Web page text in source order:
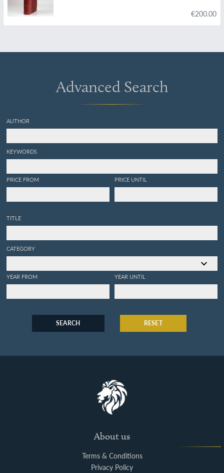
€200.00
Advanced Search
AUTHOR
KEYWORDS
PRICE FROM PRICE UNTIL
TITLE
CATEGORY
YEAR FROM YEAR UNTIL
SEARCH RESET
About us
Terms & Conditions
Privacy Policy